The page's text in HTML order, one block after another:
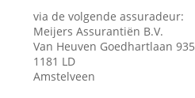
via de volgende assuradeur:
Meijers Assurantiën B.V.
Van Heuven Goedhartlaan 935
1181 LD
Amstelveen